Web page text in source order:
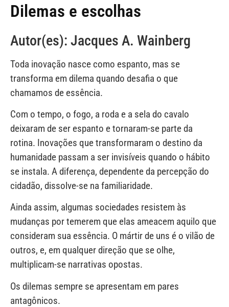
Dilemas e escolhas
Autor(es): Jacques A. Wainberg
Toda inovação nasce como espanto, mas se
transforma em dilema quando desafia o que
chamamos de essência.
Com o tempo, o fogo, a roda e a sela do cavalo
deixaram de ser espanto e tornaram-se parte da
rotina. Inovações que transformaram o destino da
humanidade passam a ser invisíveis quando o hábito
se instala. A diferença, dependente da percepção do
cidadão, dissolve-se na familiaridade.
Ainda assim, algumas sociedades resistem às
mudanças por temerem que elas ameacem aquilo que
consideram sua essência. O mártir de uns é o vilão de
outros, e, em qualquer direção que se olhe,
multiplicam-se narrativas opostas.
Os dilemas sempre se apresentam em pares
antagônicos.